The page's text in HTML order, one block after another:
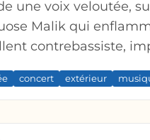
une voix veloutée,
Malik qui
contrebassiste,
afin de
concert extérieur